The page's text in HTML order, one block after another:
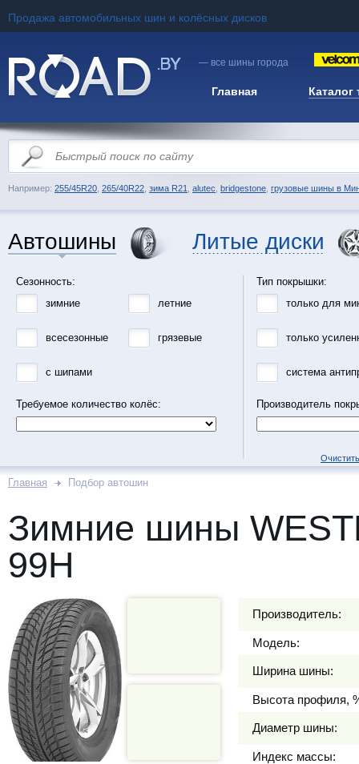
Продажа автомобильных шин и колёсных дисков
— все шины города
Главная Каталог
Например: 255/45R20 265/40R22 зима R21 alutec bridgestone грузовые шины в
Автошины Литые диски
Сезонность:
зимние
летние
всесезонные грязевые
с шипами
Требуемое количество колёс:
Тип покрышки:
только для
только
система
Производитель
Главная Подбор автошин
Зимние шины
99H
Производитель:
Модель:
Ширина шины:
Высота профиля,
Диаметр шины:
Индекс массы: